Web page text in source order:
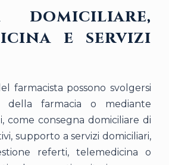
domiciliare,
e servizi
farmacista possono svolgersi
farmacia o mediante
come consegna domiciliare di
supporto a servizi domiciliari,
referti, telemedicina o